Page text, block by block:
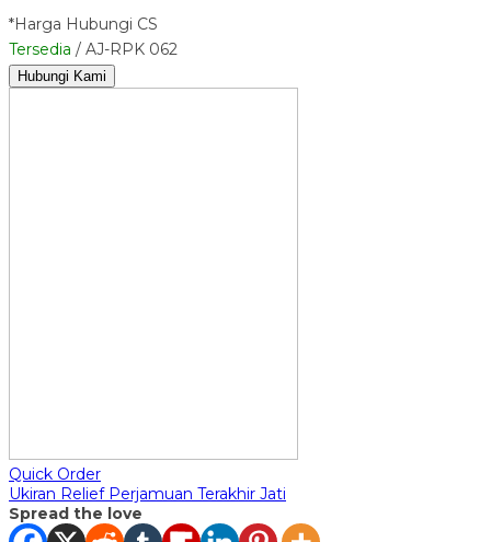
*Harga Hubungi CS
Tersedia / AJ-RPK 062
Hubungi Kami
Quick Order
Ukiran Relief Perjamuan Terakhir Jati
Spread the love